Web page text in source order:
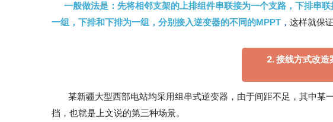
一般做法是：先将相邻支架的上排组件串联接为一个支路，下排串
一组，下排和下排为一组，分别接入逆变器的不同的MPPT ， 这样就保
2. 接线方式改造
某新疆大型西部电站均采用组串式逆变器，由于间距不足，其中某
挡，也就是上文说的第三种场景。